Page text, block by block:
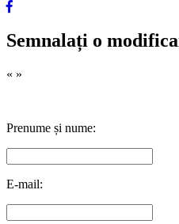
Semnalați o
« »
Prenume și nume:
E-mail: